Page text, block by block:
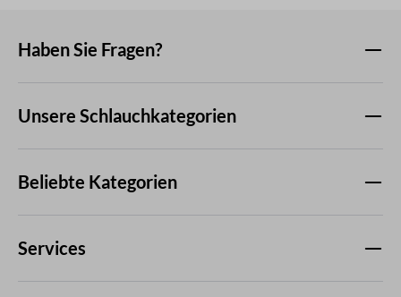
Haben Sie Fragen?
Unsere Schlauchkategorien
Beliebte Kategorien
Services